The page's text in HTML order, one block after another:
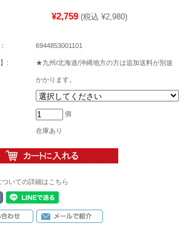
¥2,759 (税込 ¥2,980)
6944853001101
: ★九州/北海道/沖縄地方の方は追加送料が別途
かかります。
個
在庫あり
ついての詳細はこちら